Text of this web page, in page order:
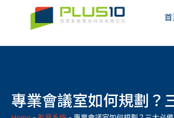
專業會議室如何規劃？